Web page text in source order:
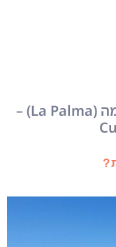
מסלול הליכה מודרך בלה פאלמה (La Palma) –